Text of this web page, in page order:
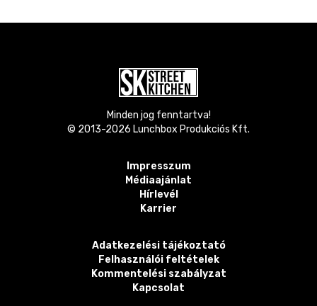
Minden jog fenntartva!
© 2013-2026 Lunchbox Produkciós Kft.
Impresszum
Médiaajánlat
Hírlevél
Karrier
Adatkezelési tájékoztató
Felhasználói feltételek
Kommentelési szabályzat
Kapcsolat